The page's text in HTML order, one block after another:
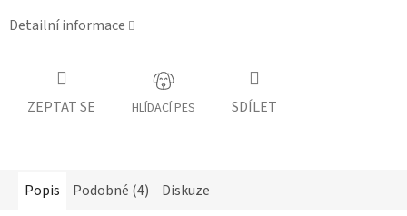
Detailní informace
ZEPTAT SE HLÍDACÍ PES SDÍLET
Popis Podobné (4) Diskuze